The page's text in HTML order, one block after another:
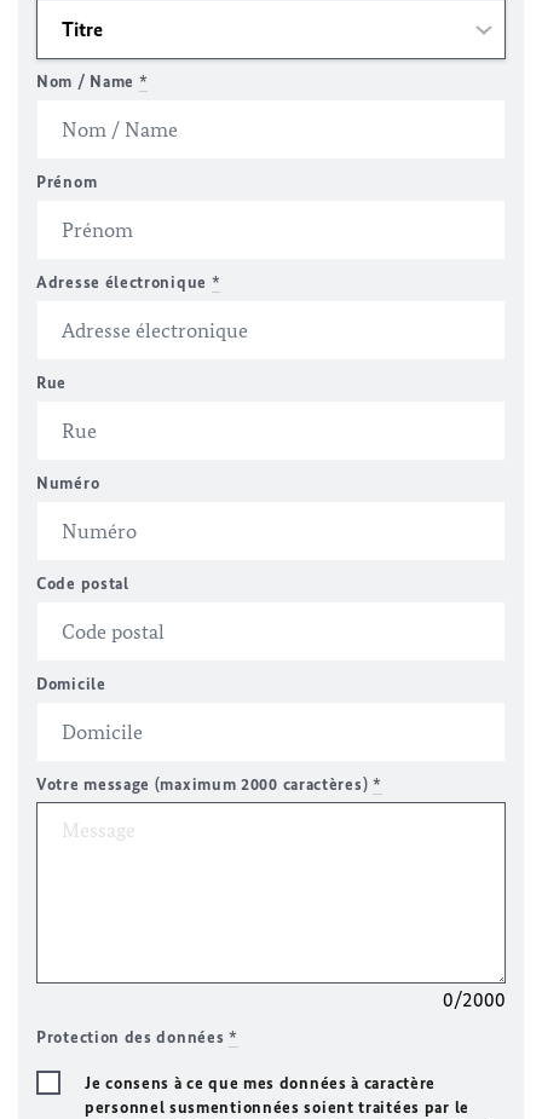
Nom / Name *
Prénom
Adresse électronique *
Rue
Numéro
Code postal
Domicile
Votre message (maximum 2000 caractères) *
0/2000
Protection des données*
Je consens à ce que mes données à caractère
personnel susmentionnées soient traitées par le